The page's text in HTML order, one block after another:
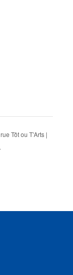
Tôt ou T’Arts |